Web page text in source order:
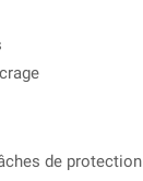
de protection